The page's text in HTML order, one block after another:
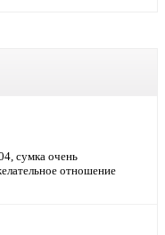
сумка очень
отношение